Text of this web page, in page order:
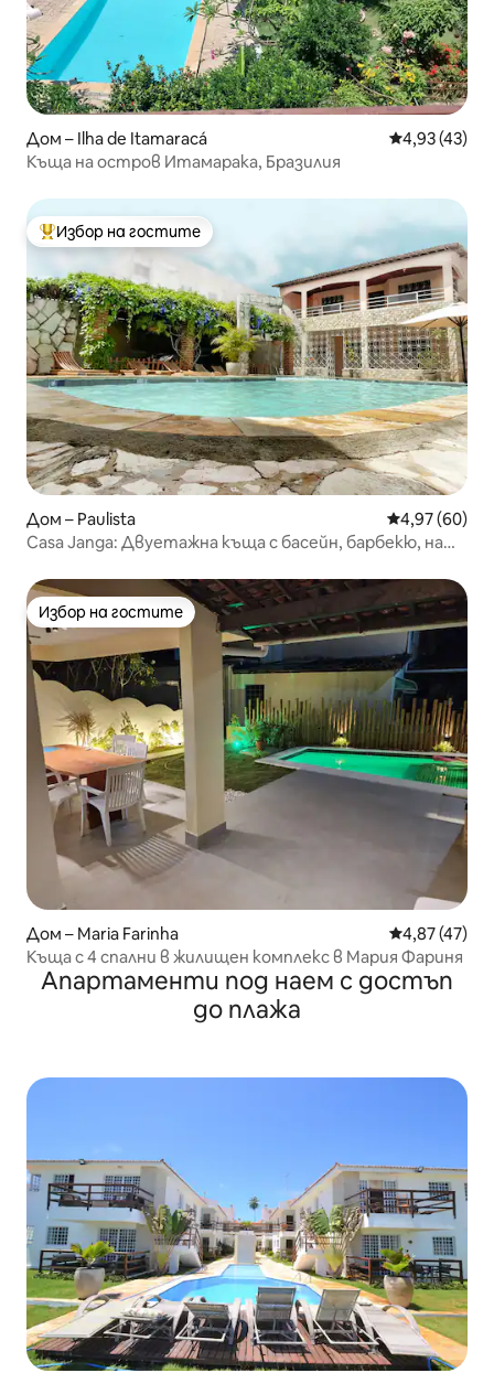
Дом – Ilha de Itamaracá Средна
4,93 (43)
Къща на остров Итамарака, Бразилия
Най-популярен избор на гостите
Избор на гостите
Дом – Paulista Средна
4,97 (60)
Casa Janga: Двуетажна къща с басейн, барбекю, на
Избор на гостите
Избор на гостите
Дом – Maria Farinha Средна
4,87 (47)
Къща с 4 спални в жилищен комплекс в Мария Фариня
Апартаменти под наем с достъп
до плажа